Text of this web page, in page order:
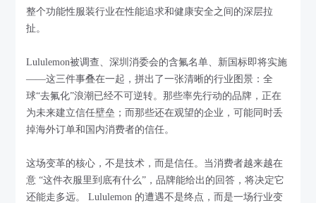
整个功能性服装行业在性能追求和健康安全之间的深层拉
扯。
Lululemon被调查、深圳消委会的含氟名单、新国标即将实施
——这三件事叠在一起，拼出了一张清晰的行业图景：全
球“去氟化”浪潮已经不可逆转。那些率先行动的品牌，正在
为未来建立信任壁垒；而那些还在观望的企业，可能同时丢
掉海外订单和国内消费者的信任。
这场变革的核心，不是技术，而是信任。当消费者越来越在
意 “这件衣服里到底有什么”，品牌能给出的回答，将决定它
还能走多远。 Lululemon 的遭遇不是终点，而是一场行业变